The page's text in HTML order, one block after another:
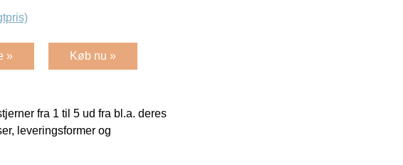
» Køb nu »
fra 1 til 5 ud fra bl.a. deres
leveringsformer og